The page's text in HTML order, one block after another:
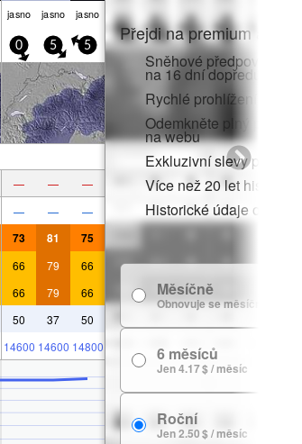
jasno jasno jasno
0 5 5
— — —
— — —
73 81 75
66 79 66
66 79 66
50 37 50
14600 14600 14800
Přejdi na premium a
Sněhové předpovědi
na 16 dní dopředu
Rychlé prohlížení bez
Odemkněte plný
na webu
Exkluzivní slevy pro
Více než 20 let historie
Historické údaje o
Měsíčně
Obnovuje se měsíčně
6 měsíců
Jen 4.17 $ / měsíc
Roční
Jen 2.50 $ / měsíc